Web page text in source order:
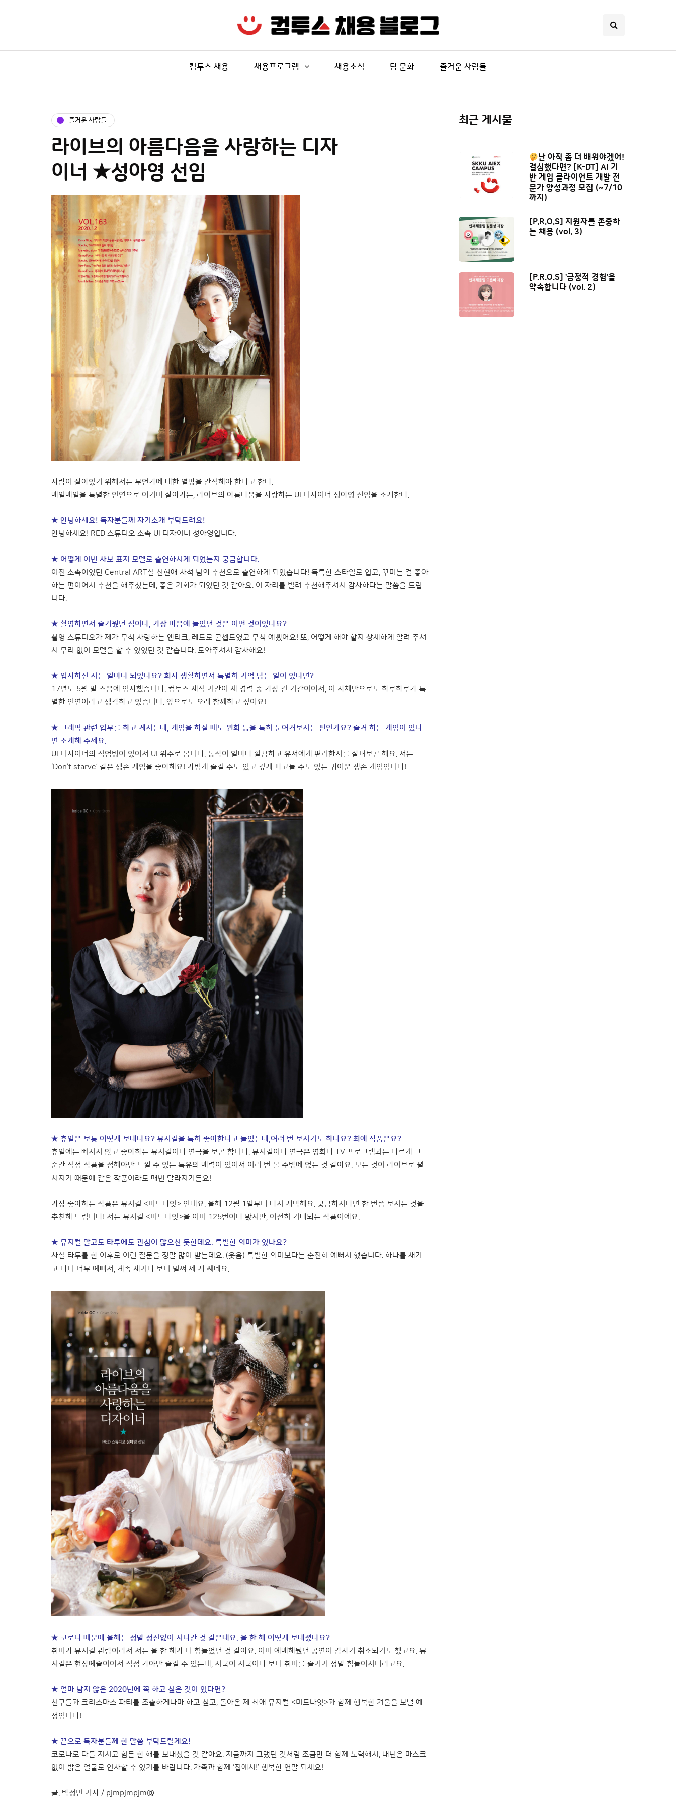
컴투스 채용 채용프로그램 채용소식 팀 문화 즐거운 사람들
즐거운 사람들
라이브의 아름다음을 사랑하는 디자
이너 ★성아영 선임
사람이 살아있기 위해서는 무언가에 대한 열망을 간직해야 한다고 한다.
매일매일을 특별한 인연으로 여기며 살아가는, 라이브의 아름다움을 사랑하는 UI 디자이너 성아영 선임을 소개한다.
★ 안녕하세요! 독자분들께 자기소개 부탁드려요!
안녕하세요! RED 스튜디오 소속 UI 디자이너 성아영입니다.
★ 어떻게 이번 사보 표지 모델로 출연하시게 되었는지 궁금합니다.
이전 소속이었던 Central ART실 신현애 차석 님의 추천으로 출연하게 되었습니다! 독특한 스타일로 입고, 꾸미는 걸 좋아
하는 편이어서 추천을 해주셨는데, 좋은 기회가 되었던 것 같아요. 이 자리를 빌려 추천해주셔서 감사하다는 말씀을 드립
니다.
★ 촬영하면서 즐거웠던 점이나, 가장 마음에 들었던 것은 어떤 것이었나요?
촬영 스튜디오가 제가 무척 사랑하는 앤티크, 레트로 콘셉트였고 무척 예뻤어요! 또, 어떻게 해야 할지 상세하게 알려 주셔
서 무리 없이 모델을 할 수 있었던 것 같습니다. 도와주셔서 감사해요!
★ 입사하신 지는 얼마나 되었나요? 회사 생활하면서 특별히 기억 남는 일이 있다면?
17년도 5월 말 즈음에 입사했습니다. 컴투스 재직 기간이 제 경력 중 가장 긴 기간이어서, 이 자체만으로도 하루하루가 특
별한 인연이라고 생각하고 있습니다. 앞으로도 오래 함께하고 싶어요!
★ 그래픽 관련 업무를 하고 계시는데, 게임을 하실 때도 원화 등을 특히 눈여겨보시는 편인가요? 즐겨 하는 게임이 있다
면 소개해 주세요.
UI 디자이너의 직업병이 있어서 UI 위주로 봅니다. 동작이 얼마나 깔끔하고 유저에게 편리한지를 살펴보곤 해요. 저는
‘Don’t starve’ 같은 생존 게임을 좋아해요! 가볍게 즐길 수도 있고 깊게 파고들 수도 있는 귀여운 생존 게임입니다!
★ 휴일은 보통 어떻게 보내나요? 뮤지컬을 특히 좋아한다고 들었는데,여러 번 보시기도 하나요? 최애 작품은요?
휴일에는 빠지지 않고 좋아하는 뮤지컬이나 연극을 보곤 합니다. 뮤지컬이나 연극은 영화나 TV 프로그램과는 다르게 그
순간 직접 작품을 접해야만 느낄 수 있는 특유의 매력이 있어서 여러 번 볼 수밖에 없는 것 같아요. 모든 것이 라이브로 펼
쳐지기 때문에 같은 작품이라도 매번 달라지거든요!
가장 좋아하는 작품은 뮤지컬 <미드나잇> 인데요. 올해 12월 1일부터 다시 개막해요. 궁금하시다면 한 번쯤 보시는 것을
추천해 드립니다! 저는 뮤지컬 <미드나잇>을 이미 125번이나 봤지만, 여전히 기대되는 작품이에요.
★ 뮤지컬 말고도 타투에도 관심이 많으신 듯한데요. 특별한 의미가 있나요?
사실 타투를 한 이후로 이런 질문을 정말 많이 받는데요. (웃음) 특별한 의미보다는 순전히 예뻐서 했습니다. 하나를 새기
고 나니 너무 예뻐서, 계속 새기다 보니 벌써 세 개 째네요.
★ 코로나 때문에 올해는 정말 정신없이 지나간 것 같은데요. 올 한 해 어떻게 보내셨나요?
취미가 뮤지컬 관람이라서 저는 올 한 해가 더 힘들었던 것 같아요. 이미 예매해뒀던 공연이 갑자기 취소되기도 했고요. 뮤
지컬은 현장예술이어서 직접 가야만 즐길 수 있는데, 시국이 시국이다 보니 취미를 즐기기 정말 힘들어지더라고요.
★ 얼마 남지 않은 2020년에 꼭 하고 싶은 것이 있다면?
친구들과 크리스마스 파티를 조촐하게나마 하고 싶고, 돌아온 제 최애 뮤지컬 <미드나잇>과 함께 행복한 겨울을 보낼 예
정입니다!
★ 끝으로 독자분들께 한 말씀 부탁드릴게요!
코로나로 다들 지치고 힘든 한 해를 보내셨을 것 같아요. 지금까지 그랬던 것처럼 조금만 더 함께 노력해서, 내년은 마스크
없이 밝은 얼굴로 인사할 수 있기를 바랍니다. 가족과 함께 ‘집에서!’ 행복한 연말 되세요!
글. 박정민 기자 / pjmpjmpjm@
최근 게시물
난 아직 좀 더 배워야겠어!
결심했다면? [K-DT] AI 기
반 게임 클라이언트 개발 전
문가 양성과정 모집 (~7/10
까지)
[P.R.O.S] 지원자를 존중하
는 채용 (vol. 3)
[P.R.O.S] '긍정적 경험'을
약속합니다 (vol. 2)